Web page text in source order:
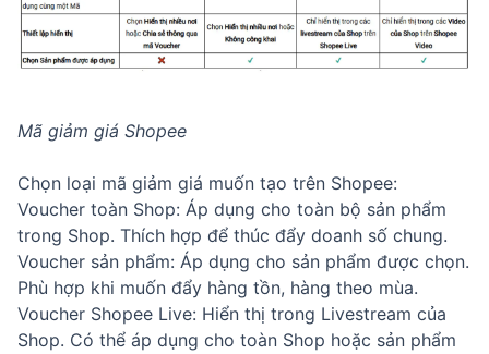
Mã giảm giá Shopee
Chọn loại mã giảm giá muốn tạo trên Shopee:
Voucher toàn Shop: Áp dụng cho toàn bộ sản phẩm
trong Shop. Thích hợp để thúc đẩy doanh số chung.
Voucher sản phẩm: Áp dụng cho sản phẩm được chọn.
Phù hợp khi muốn đẩy hàng tồn, hàng theo mùa.
Voucher Shopee Live: Hiển thị trong Livestream của
Shop. Có thể áp dụng cho toàn Shop hoặc sản phẩm